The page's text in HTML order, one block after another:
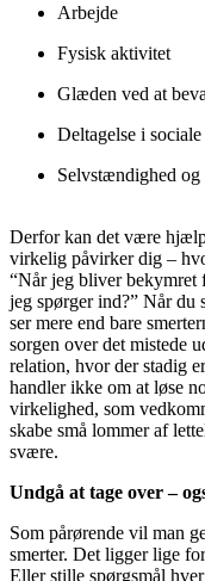
Arbejde
Fysisk aktivitet
Glæden ved at
Deltagelse i
Selvstændighed og
Derfor kan det være
virkelig påvirker dig –
“Når jeg bliver bekymret
jeg spørger ind?” Når du
ser mere end bare
sorgen over det mistede
relation, hvor der stadig
handler ikke om at løse
virkelighed, som
skabe små lommer af
svære.
Undgå at tage over –
Som pårørende vil man
smerter. Det ligger lige
Eller stille spørgsmål